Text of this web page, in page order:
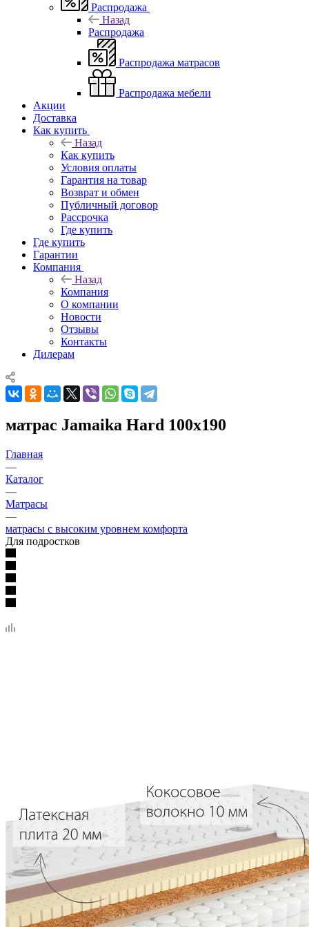
Распродажа
Назад
Распродажа
Распродажа матрасов
Распродажа мебели
Акции
Доставка
Как купить
Назад
Как купить
Условия оплаты
Гарантия на товар
Возврат и обмен
Публичный договор
Рассрочка
Где купить
Где купить
Гарантии
Компания
Назад
Компания
О компании
Новости
Отзывы
Контакты
Дилерам
матрас Jamaika Hard 100x190
Главная
—
Каталог
—
Матрасы
—
матрасы с высоким уровнем комфорта
Для подростков